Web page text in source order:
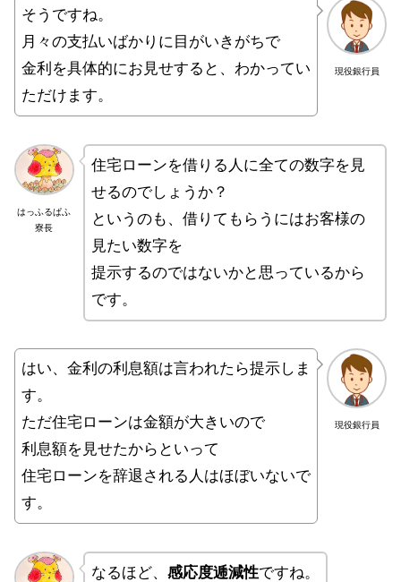
現役銀行員
そうですね。
月々の支払いばかりに目がいきがちで
金利を具体的にお見せすると、わかってい
ただけます。
はっふるぱふ
寮長
住宅ローンを借りる人に全ての数字を見
せるのでしょうか？
というのも、借りてもらうにはお客様の
見たい数字を
提示するのではないかと思っているから
です。
現役銀行員
はい、金利の利息額は言われたら提示しま
す。
ただ住宅ローンは金額が大きいので
利息額を見せたからといって
住宅ローンを辞退される人はほぼいないで
す。
なるほど、 感応度逓減性ですね。